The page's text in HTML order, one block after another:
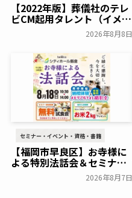
【2022年版】葬儀社のテレ
ビCM起用タレント（イメー
ジキャラクター）まとめ
2026年8月8日
セミナー・イベント・資格・書籍
【福岡市早良区】お寺様に
よる特別法話会＆セミナー
特典「無料試食会」を8月
18日(月)にシティホール飯
2026年8月7日